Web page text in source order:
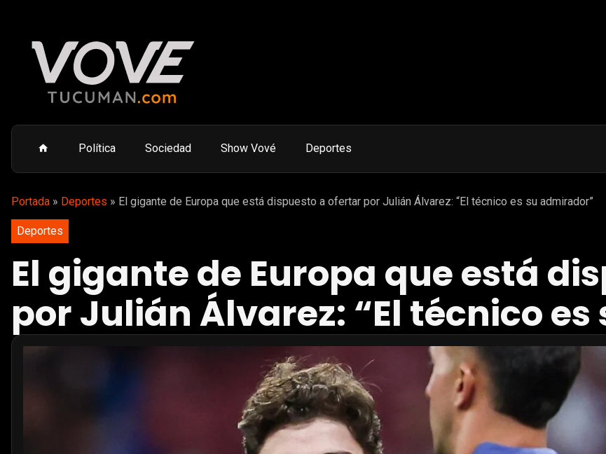
Política Sociedad Show Vové Deportes
Portada » Deportes » El gigante de Europa que está dispuesto a ofertar por Julián Álvarez: “El técnico es su admirador”
Deportes
El gigante de Europa que está
por Julián Álvarez: “El técnico